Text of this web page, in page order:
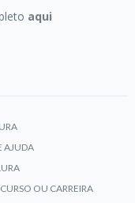
aqui
AJUDA
OU CARREIRA